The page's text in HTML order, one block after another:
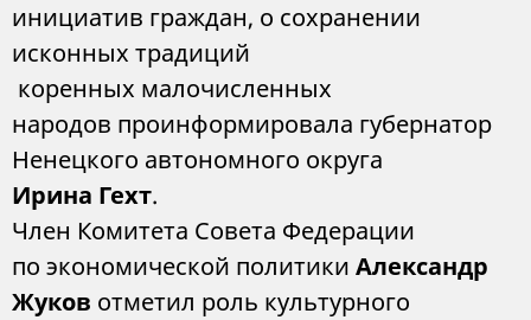
инициатив граждан, о сохранении
исконных традиций
коренных малочисленных
народов проинформировала губернатор
Ненецкого автономного округа
Ирина Гехт.
Член Комитета Совета Федерации
по экономической политики Александр
Жуков отметил роль культурного